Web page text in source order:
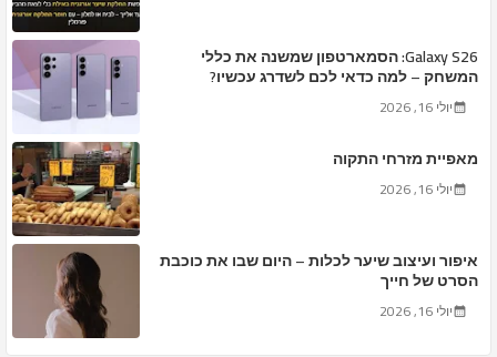
Galaxy S26: הסמארטפון שמשנה את כללי
המשחק – למה כדאי לכם לשדרג עכשיו?
יולי 16, 2026
מאפיית מזרחי התקוה
יולי 16, 2026
איפור ועיצוב שיער לכלות – היום שבו את כוכבת
הסרט של חייך
יולי 16, 2026